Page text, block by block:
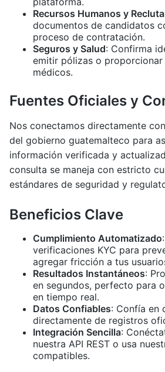
Recursos Humanos y
documentos de candidatos
proceso de contratación.
Seguros y Salud: Confirma
emitir pólizas o
médicos.
Fuentes Oficiales y
Nos conectamos directamente
del gobierno guatemalteco para
información verificada y
consulta se maneja con estricto
estándares de seguridad y
Beneficios Clave
Cumplimiento Automatizado
verificaciones KYC para
agregar fricción a tus
Resultados Instantáneos:
en segundos, perfecto para
en tiempo real.
Datos Confiables: Confía en
directamente de registros
Integración Sencilla:
nuestra API REST o usa
compatibles.